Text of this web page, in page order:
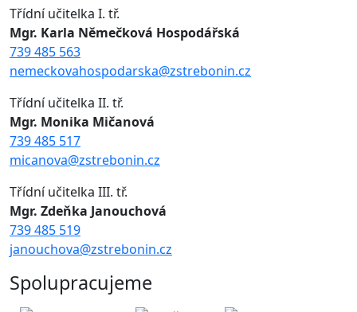
Třídní učitelka I. tř.
Mgr. Karla Němečková Hospodářská
739 485 563
nemeckovahospodarska@zstrebonin.cz
Třídní učitelka II. tř.
Mgr. Monika Mičanová
739 485 517
micanova@zstrebonin.cz
Třídní učitelka III. tř.
Mgr. Zdeňka Janouchová
739 485 519
janouchova@zstrebonin.cz
Spolupracujeme